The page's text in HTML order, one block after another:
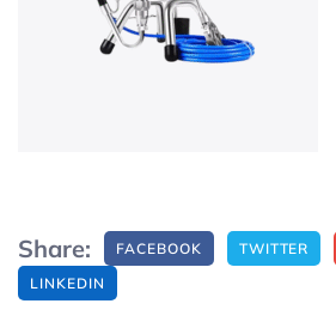
Share: FACEBOOK TWITTER
LINKEDIN